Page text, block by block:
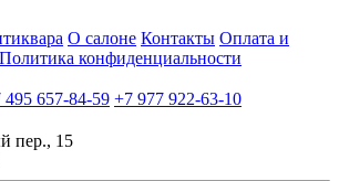
О салоне Контакты Оплата и
Политика конфиденциальности
495 657-84-59 +7 977 922-63-10
пер., 15